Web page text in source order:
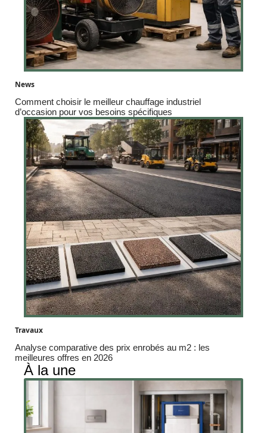
News
Comment choisir le meilleur chauffage industriel
d’occasion pour vos besoins spécifiques
Travaux
Analyse comparative des prix enrobés au m2 : les
meilleures offres en 2026
À la une